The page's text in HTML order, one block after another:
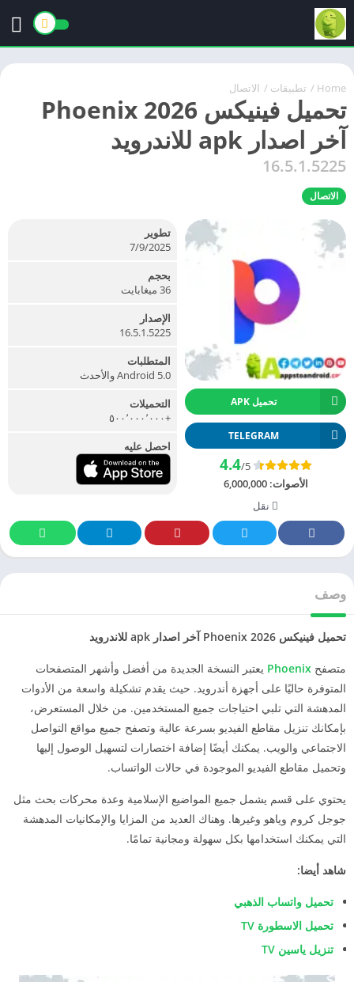
Home
/ تطبيقات / الاتصال
تحميل فينيكس 2026 Phoenix
آخر اصدار apk للاندرويد
16.5.1.5225
الاتصال
تحميل APK
TELEGRAM
4.4/5
الأصوات:6,000,000
نقل
تطوير
7/9/2025
بحجم
36 ميغابايت
الإصدار
16.5.1.5225
المتطلبات
Android 5.0 والأحدث
التحميلات
+٥٠٠٬٠٠٠٬٠٠٠
احصل عليه
وصف
تحميل فينيكس 2026 Phoenix آخر اصدار apk للاندرويد
متصفح Phoenix يعتبر النسخة الجديدة من أفضل وأشهر المتصفحات
المتوفرة حاليًا على أجهزة أندرويد. حيث يقدم تشكيلة واسعة من الأدوات
المدهشة التي تلبي احتياجات جميع المستخدمين. من خلال المستعرض،
بإمكانك تنزيل مقاطع الفيديو بسرعة عالية وتصفح جميع مواقع التواصل
الاجتماعي والويب. يمكنك أيضًا إضافة اختصارات لتسهيل الوصول إليها
وتحميل مقاطع الفيديو الموجودة في حالات الواتساب.
يحتوي على قسم يشمل جميع المواضيع الإسلامية وعدة محركات بحث مثل
جوجل كروم وياهو وغيرها. وهناك العديد من المزايا والإمكانيات المدهشة
التي يمكنك استخدامها بكل سهولة ومجانية تمامًا.
شاهد أيضا:
تحميل واتساب الذهبي
تحميل الاسطورة TV
تنزيل ياسين TV